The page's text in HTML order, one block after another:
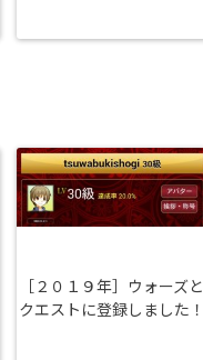
［２０１９年］ウォーズと
クエストに登録しました！